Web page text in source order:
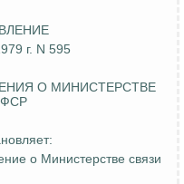
г. N 595
О МИНИСТЕРСТВЕ
о Министерстве связи